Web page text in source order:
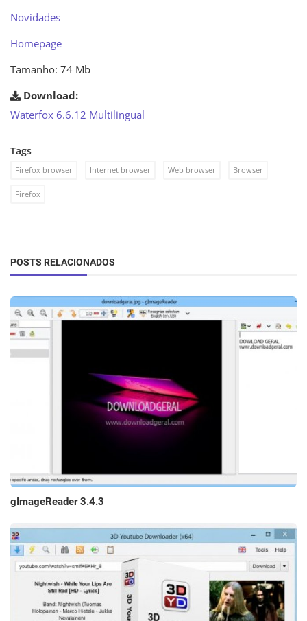
Novidades
Homepage
Tamanho: 74 Mb
Download:
Waterfox 6.6.12 Multilingual
Tags
Firefox browser Internet browser Web browser Browser
Firefox
POSTS RELACIONADOS
gImageReader 3.4.3